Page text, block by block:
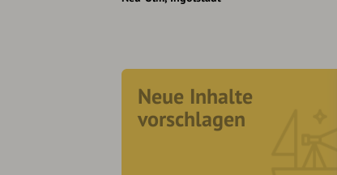
Neue Inhalte
vorschlagen